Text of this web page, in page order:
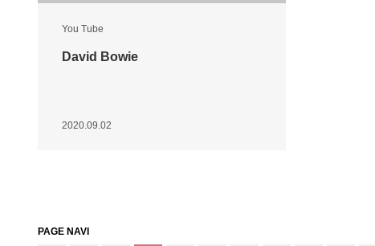
You Tube
David Bowie
2020.09.02
PAGE NAVI